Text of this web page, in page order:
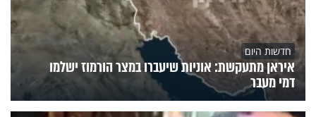
חדשות היום
איראן מתעקשת: אוניות שיעברו במצר הורמוז ישלמו
דמי מעבר